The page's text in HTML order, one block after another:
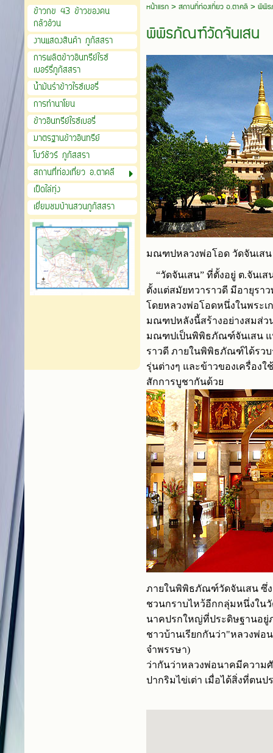
ข้าวกข 43 ข้าวของคน
กลัวอ้วน
งานแสดงสินค้า ภูภัสสรา
การผลิตข้าวอินทรีย์ไรซ์
เบอร์รี่ภูภัสสรา
น้ำมันรำข้าวไรซ์เบอรี่
การทำนาโยน
ข้าวอินทรีย์ไรซ์เบอรี่
มาตรฐานข้าวอินทรีย์
โบว์ชัวร์ ภูภัสสรา
สถานที่ท่องเที่ยว อ.ตาคลี
เป็ดไล่ทุ่ง
เยี่ยมชมบ้านสวนภูภัสสรา
หน้าแรก> สถานที่ท่องเที่ยว อ.ตาคลี> พิพิ
พิพิธภัณฑ์วัดจันเสน
มณฑปหลวงพ่อโอด วัดจันเสน
“วัดจันเสน” ที่ตั้งอยู่ ต.จัน
ตั้งแต่สมัยทวาราวดี มีอายุรา
โดยหลวงพ่อโอดหนึ่งในพระ
มณฑปหลังนี้สร้างอย่างสมส่ว
มณฑปเป็นพิพิธภัณฑ์จันเสน
ราวดีภายในพิพิธภัณฑ์ได้รวบ
รุ่นต่างๆ และข้าวของเครื่องใ
สักการบูชากันด้วย
ภายในพิพิธภัณฑ์วัดจันเสนซึ่
ชวนกราบไหว้อีกกลุ่มหนึ่งใน
นาคปรกใหญ่ที่ประดิษฐานอยู่
ชาวบ้านเรียกกันว่า"หลวงพ่อ
จำพรรษา)
ว่ากันว่าหลวงพ่อนาคมีความ
ปากริมไข่เต่า เมื่อได้สิ่งที่ตนป